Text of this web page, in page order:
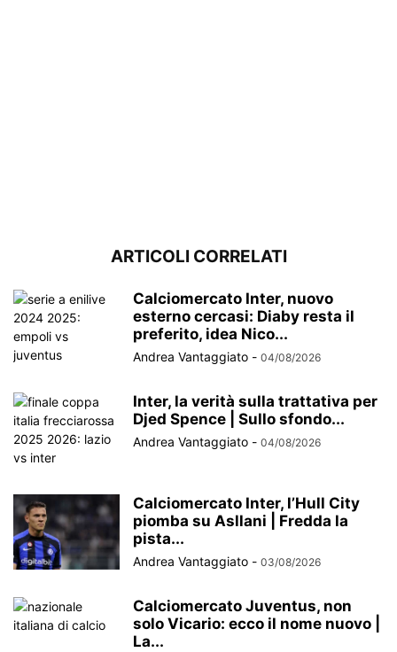
ARTICOLI CORRELATI
Calciomercato Inter, nuovo
esterno cercasi: Diaby resta il
preferito, idea Nico...
Andrea Vantaggiato - 04/08/2026
Inter, la verità sulla trattativa per
Djed Spence | Sullo sfondo...
Andrea Vantaggiato - 04/08/2026
Calciomercato Inter, l’Hull City
piomba su Asllani | Fredda la
pista...
Andrea Vantaggiato - 03/08/2026
Calciomercato Juventus, non
solo Vicario: ecco il nome nuovo |
La...